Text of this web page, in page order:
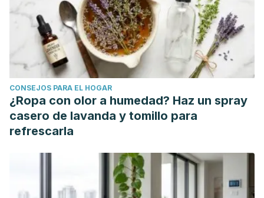
CONSEJOS PARA EL HOGAR
¿Ropa con olor a humedad? Haz un spray
casero de lavanda y tomillo para
refrescarla